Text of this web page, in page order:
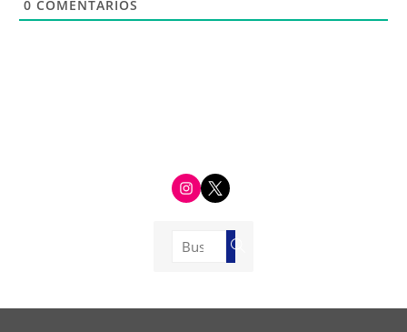
0 COMENTARIOS
i
n
s
r
t
w
i
Buscar:
Buscar